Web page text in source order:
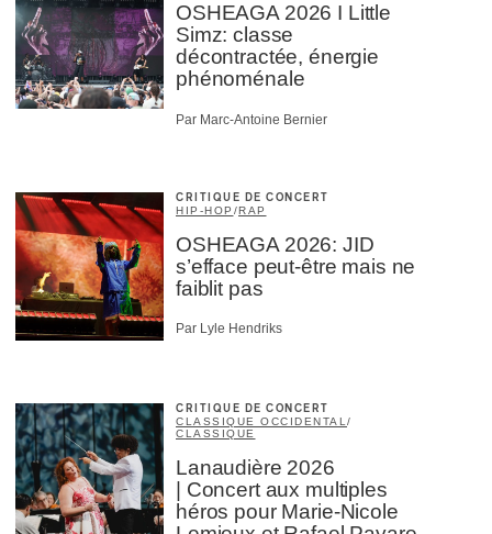
OSHEAGA 2026 I Little
Simz: classe
décontractée, énergie
phénoménale
Par Marc-Antoine Bernier
CRITIQUE DE CONCERT
HIP-HOP /RAP
OSHEAGA 2026: JID
s’efface peut-être mais ne
faiblit pas
Par Lyle Hendriks
CRITIQUE DE CONCERT
CLASSIQUE OCCIDENTAL /
CLASSIQUE
Lanaudière 2026
| Concert aux multiples
héros pour Marie-Nicole